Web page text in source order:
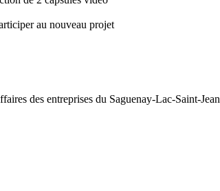
au nouveau projet
des entreprises du Saguenay-Lac-Saint-Jean